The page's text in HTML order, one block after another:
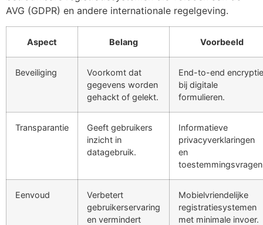
AVG (GDPR) en andere internationale regelgeving.
Aspect Belang Voorbeeld
Beveiliging
Voorkomt dat
gegevens worden
gehackt of gelekt.
End-to-end encryptie
bij digitale
formulieren.
Transparantie
Geeft gebruikers
inzicht in
datagebruik.
Informatieve
privacyverklaringen
en
Eenvoud
Verbetert
gebruikerservaring
en vermindert
Mobielvriendelijke
registratiesystemen
met minimale invoer.